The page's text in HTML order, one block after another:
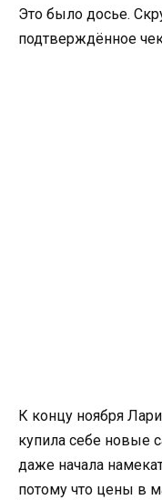
Это было досье.
подтверждённое
К концу ноября
купила себе новые
даже начала
потому что цены в